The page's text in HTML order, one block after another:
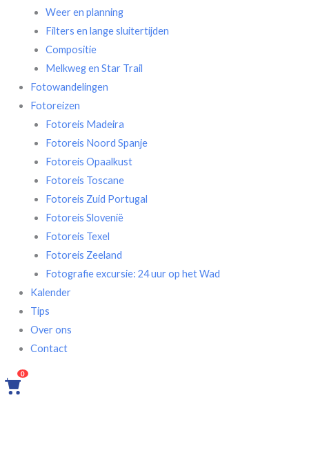
Weer en planning
Filters en lange sluitertijden
Compositie
Melkweg en Star Trail
Fotowandelingen
Fotoreizen
Fotoreis Madeira
Fotoreis Noord Spanje
Fotoreis Opaalkust
Fotoreis Toscane
Fotoreis Zuid Portugal
Fotoreis Slovenië
Fotoreis Texel
Fotoreis Zeeland
Fotografie excursie: 24 uur op het Wad
Kalender
Tips
Over ons
Contact
0